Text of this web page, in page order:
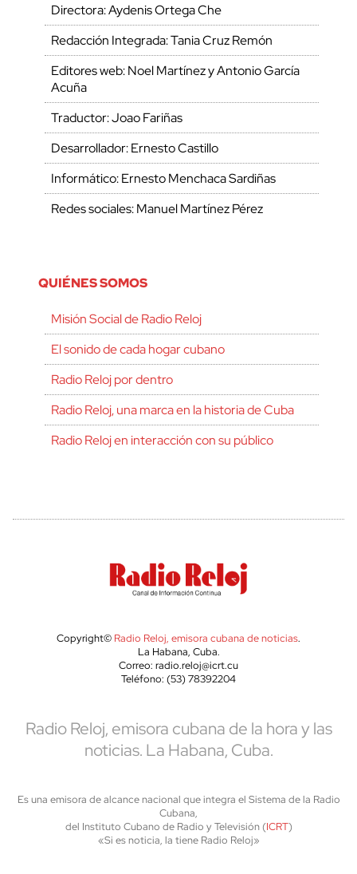
Directora: Aydenis Ortega Che
Redacción Integrada: Tania Cruz Remón
Editores web: Noel Martínez y Antonio García
Acuña
Traductor: Joao Fariñas
Desarrollador: Ernesto Castillo
Informático: Ernesto Menchaca Sardiñas
Redes sociales: Manuel Martínez Pérez
QUIÉNES SOMOS
Misión Social de Radio Reloj
El sonido de cada hogar cubano
Radio Reloj por dentro
Radio Reloj, una marca en la historia de Cuba
Radio Reloj en interacción con su público
Copyright© Radio Reloj, emisora cubana de noticias.
La Habana, Cuba.
Correo: radio.reloj@icrt.cu
Teléfono: (53) 78392204
Radio Reloj, emisora cubana de la hora y las
noticias. La Habana, Cuba.
Es una emisora de alcance nacional que integra el Sistema de la Radio
Cubana,
del Instituto Cubano de Radio y Televisión (ICRT)
«Si es noticia, la tiene Radio Reloj»